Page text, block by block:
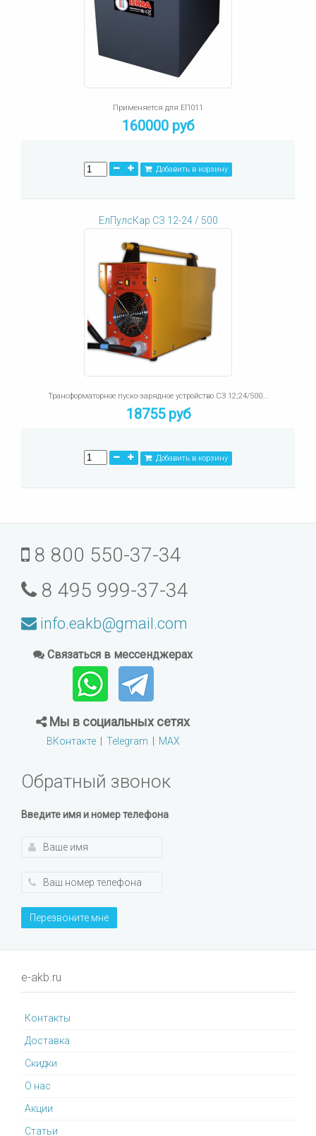
Применяется для ЕП011
160000 руб
Добавить в корзину
ЕлПулсКар СЗ 12-24 / 500
Трансформаторное пуско-зарядное устройство СЗ 12;24/500...
18755 руб
Добавить в корзину
8 800 550-37-34
8 495 999-37-34
info.eakb@gmail.com
Связаться в мессенджерах
Мы в социальных сетях
ВКонтакте| Telegram | MAX
Обратный звонок
Введите имя и номер телефона
Перезвоните мне
e-akb.ru
Контакты
Доставка
Cкидки
О нас
Акции
Статьи